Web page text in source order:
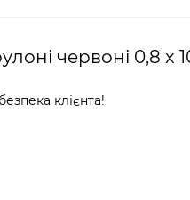
червоні 0,8 х
клієнта!